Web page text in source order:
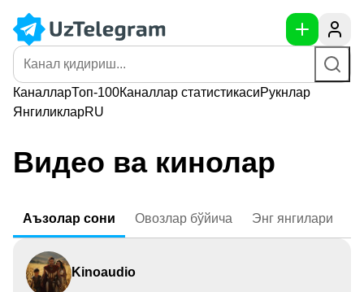
КаналларТоп-100Каналлар статистикасиРукнлар
ЯнгиликларRU
Видео ва кинолар
Аъзолар сони Овозлар бўйича Энг янгилари
Kinoaudio